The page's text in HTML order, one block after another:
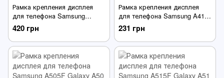
Рамка крепления дисплея
для телефона Samsung
A320F Galaxy A3 (2017)
черная
420 грн
Рамка крепления дисплея
для телефона Samsung A415
Galaxy A41 черная
231 грн